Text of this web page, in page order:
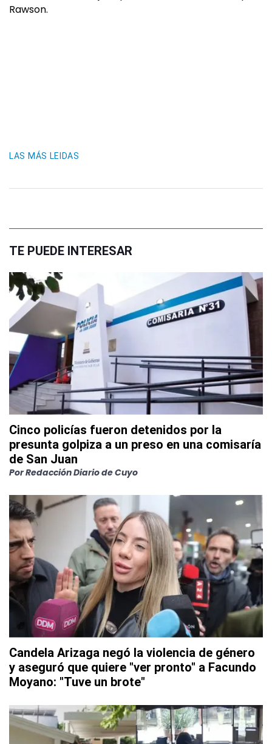
Rawson.
LAS MÁS LEIDAS
TE PUEDE INTERESAR
Cinco policías fueron detenidos por la
presunta golpiza a un preso en una comisaría
de San Juan
PorRedacción Diario de Cuyo
Candela Arizaga negó la violencia de género
y aseguró que quiere "ver pronto" a Facundo
Moyano: "Tuve un brote"